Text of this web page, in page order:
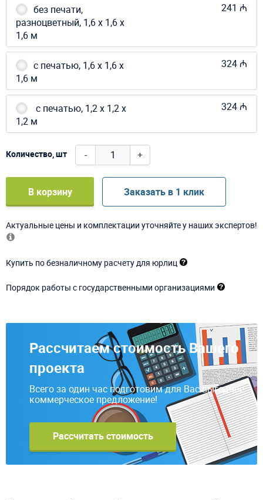
без печати,
разноцветный, 1,6 х 1,6 х
1,6 м
241 ₼
с печатью, 1,6 х 1,6 х
1,6 м
324 ₼
с печатью, 1,2 х 1,2 х
1,2 м
324 ₼
Количество, шт - +
В корзину Заказать в 1 клик
Актуальные цены и комплектации уточняйте у наших экспертов!
Купить по безналичному расчету для юрлиц
Порядок работы с государственными организациями
Рассчитаем стоимость Вашего
проекта
Всего за один час подготовим для Вас выгодное
коммерческое предложение!
Рассчитать стоимость